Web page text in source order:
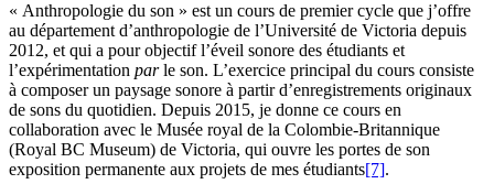
« Anthropologie du son » est un cours de premier cycle que j’offre
au département d’anthropologie de l’Université de Victoria depuis
2012, et qui a pour objectif l’éveil sonore des étudiants et
l’expérimentation parle son. L’exercice principal du cours consiste
à composer un paysage sonore à partir d’enregistrements originaux
de sons du quotidien. Depuis 2015, je donne ce cours en
collaboration avec le Musée royal de la Colombie-Britannique
(Royal BC Museum) de Victoria, qui ouvre les portes de son
exposition permanente aux projets de mes étudiants[7].